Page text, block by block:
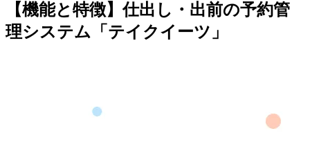
【機能と特徴】仕出し・出前の予約管
理システム「テイクイーツ」